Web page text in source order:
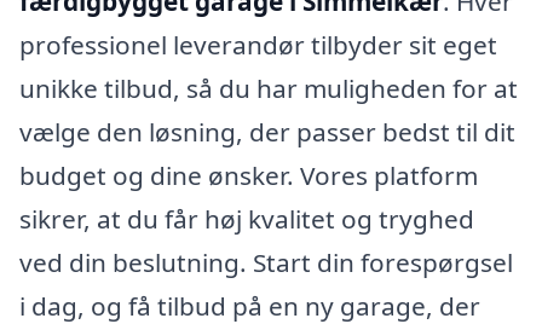
professionel leverandør tilbyder sit eget
unikke tilbud, så du har muligheden for at
vælge den løsning, der passer bedst til dit
budget og dine ønsker. Vores platform
sikrer, at du får høj kvalitet og tryghed
ved din beslutning. Start din forespørgsel
i dag, og få tilbud på en ny garage, der